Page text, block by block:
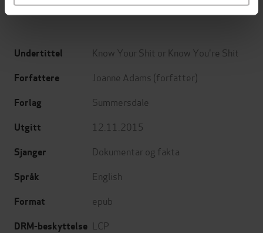
Undertittel Know Your Shit or Know You're Shit
Forfattere Joanne Adams (forfatter)
Forlag Summersdale
Utgitt 12.11.2015
Sjanger Dokumentar og fakta
Språk English
Format epub
DRM-beskyttelse LCP